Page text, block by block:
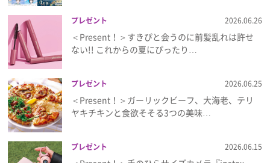
プレゼント 2026.06.26
＜Present！＞すきぴと会うのに前髪乱れは許せ
ない!! これからの夏にぴったり…
プレゼント 2026.06.25
＜Present！＞ガーリックビーフ、大海老、テリ
ヤキチキンと食欲そそる3つの美味…
プレゼント 2026.06.15